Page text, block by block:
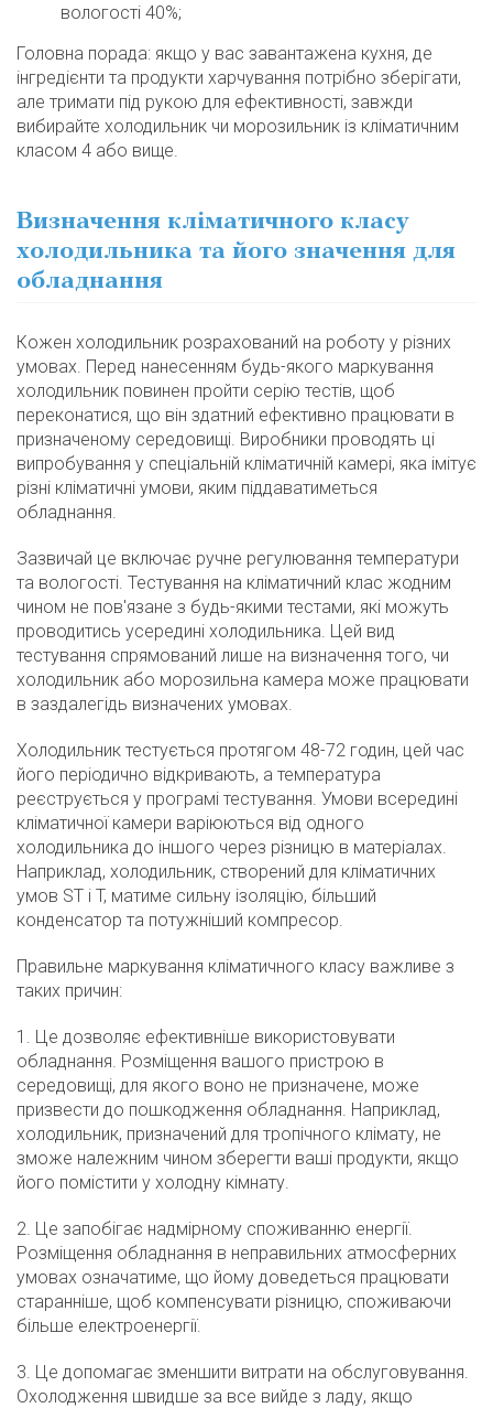
вологості 40%;
Головна порада: якщо у вас завантажена кухня, де
інгредієнти та продукти харчування потрібно зберігати,
але тримати під рукою для ефективності, завжди
вибирайте холодильник чи морозильник із кліматичним
класом 4 або вище.
Визначення кліматичного класу
холодильника та його значення для
обладнання
Кожен холодильник розрахований на роботу у різних
умовах. Перед нанесенням будь-якого маркування
холодильник повинен пройти серію тестів, щоб
переконатися, що він здатний ефективно працювати в
призначеному середовищі. Виробники проводять ці
випробування у спеціальній кліматичній камері, яка імітує
різні кліматичні умови, яким піддаватиметься
обладнання.
Зазвичай це включає ручне регулювання температури
та вологості. Тестування на кліматичний клас жодним
чином не пов'язане з будь-якими тестами, які можуть
проводитись усередині холодильника. Цей вид
тестування спрямований лише на визначення того, чи
холодильник або морозильна камера може працювати
в заздалегідь визначених умовах.
Холодильник тестується протягом 48-72 годин, цей час
його періодично відкривають, а температура
реєструється у програмі тестування. Умови всередині
кліматичної камери варіюються від одного
холодильника до іншого через різницю в матеріалах.
Наприклад, холодильник, створений для кліматичних
умов ST і T, матиме сильну ізоляцію, більший
конденсатор та потужніший компресор.
Правильне маркування кліматичного класу важливе з
таких причин:
1. Це дозволяє ефективніше використовувати
обладнання. Розміщення вашого пристрою в
середовищі, для якого воно не призначене, може
призвести до пошкодження обладнання. Наприклад,
холодильник, призначений для тропічного клімату, не
зможе належним чином зберегти ваші продукти, якщо
його помістити у холодну кімнату.
2. Це запобігає надмірному споживанню енергії.
Розміщення обладнання в неправильних атмосферних
умовах означатиме, що йому доведеться працювати
старанніше, щоб компенсувати різницю, споживаючи
більше електроенергії.
3. Це допомагає зменшити витрати на обслуговування.
Охолодження швидше за все вийде з ладу, якщо